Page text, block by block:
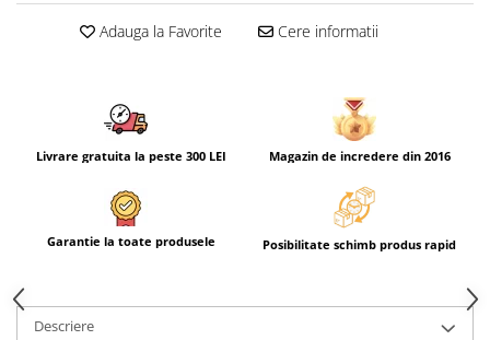
Adauga la Favorite Cere informatii
Livrare gratuita la peste 300 LEI Magazin de incredere din 2016
Garantie la toate produsele Posibilitate schimb produs rapid
Descriere